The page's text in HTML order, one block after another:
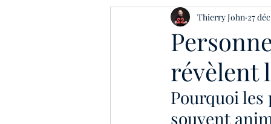
Horoscope Energies du
Consultations en numérologie
tendances de l'année
révèlent
Thierry John 27
Pourquoi
souvent